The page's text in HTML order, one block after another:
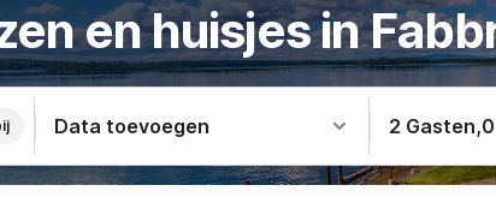
en huisjes in
Data toevoegen 2 Gasten,